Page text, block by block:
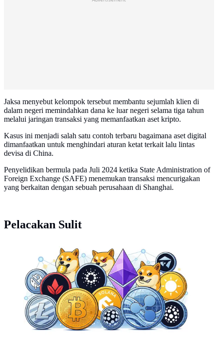
Jaksa menyebut kelompok tersebut membantu sejumlah klien di
dalam negeri memindahkan dana ke luar negeri selama tiga tahun
melalui jaringan transaksi yang memanfaatkan aset kripto.
Kasus ini menjadi salah satu contoh terbaru bagaimana aset digital
dimanfaatkan untuk menghindari aturan ketat terkait lalu lintas
devisa di China.
Penyelidikan bermula pada Juli 2024 ketika State Administration of
Foreign Exchange (SAFE) menemukan transaksi mencurigakan
yang berkaitan dengan sebuah perusahaan di Shanghai.
Pelacakan Sulit
Aset kripto Bitcoin, Altcoin, hingga Meme Coin.
(Ilustrasi By AI)